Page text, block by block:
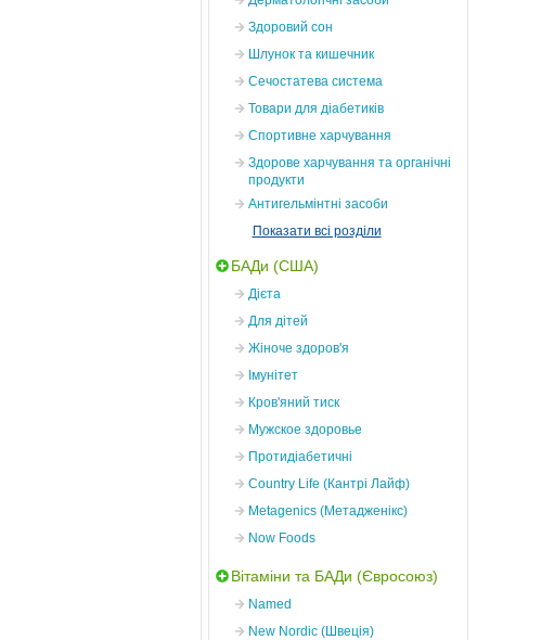
Здоровий сон
Шлунок та кишечник
Сечостатева система
Товари для діабетиків
Спортивне харчування
Здорове харчування та органічні
продукти
Антигельмінтні засоби
Показати всі розділи
БАДи (США)
Дієта
Для дітей
Жіноче здоров'я
Імунітет
Кров'яний тиск
Мужское здоровье
Протидіабетичні
Country Life (Кантрі Лайф)
Metagenics (Метадженікс)
Now Foods
Вітаміни та БАДи (Євросоюз)
Named
New Nordic (Швеція)